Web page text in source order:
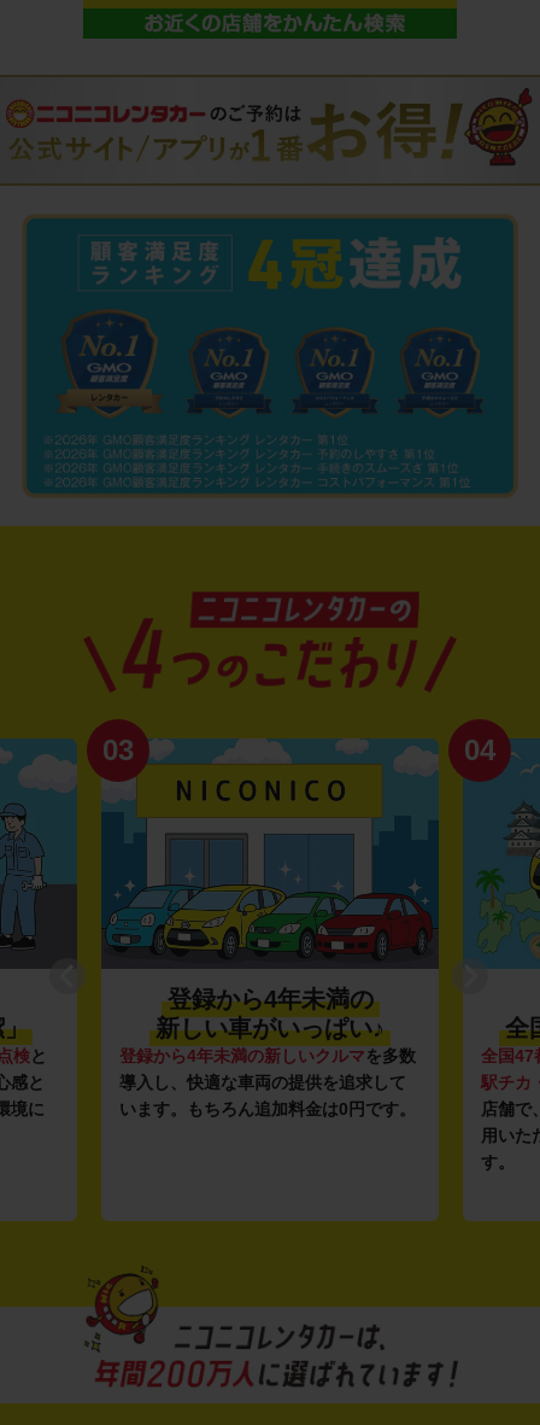
」
検と
感と
境に
03
登録から4年未満の
新しい車がいっぱい♪
登録から4年未満の新しいクルマを多数
導入し、快適な車両の提供を追求して
います。もちろん追加料金は0円です。
04
全
全国47
駅チカ
店舗で
用いた
す。